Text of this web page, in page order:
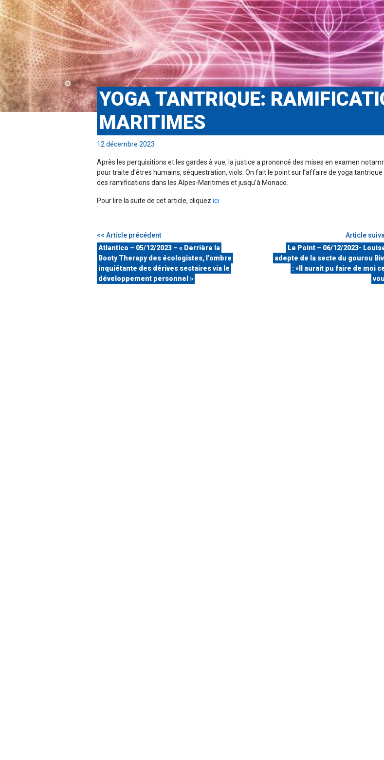
YOGA TANTRIQUE:
MARITIMES
12 décembre 2023
Après les perquisitions et les gardes à vue, la justice a prononcé des mises en examen
pour traite d’êtres humains, séquestration, viols. On fait le point sur l’affaire de yoga tantrique
des ramifications dans les Alpes-Maritimes et jusqu’à Monaco.
Pour lire la suite de cet article, cliquez ici
<< Article précédent
Atlantico – 05/12/2023 – « Derrière la
Booty Therapy des écologistes, l’ombre
inquiétante des dérives sectaires via le
développement personnel »
Article
Le Point – 06/12/2023-
adepte de la secte du gourou
: »Il aurait pu faire de moi